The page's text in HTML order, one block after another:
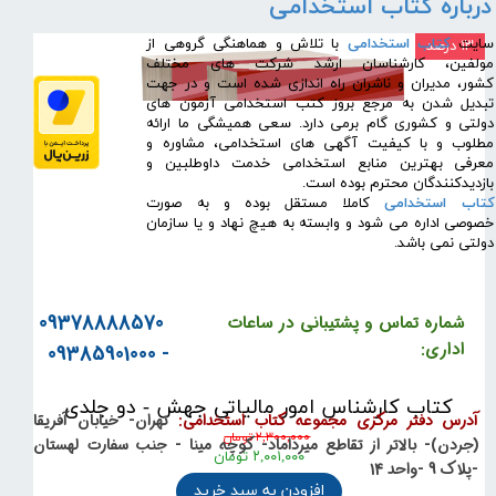
کتاب کارشناس امور مالیاتی جهش - دو جلدی
۲,۳۰۰,۰۰۰ تومان
۲,۰۰۱,۰۰۰ تومان
افزودن به سبد خرید
۱۳ درصد
درباره کتاب استخدامی
​سایتکتاب استخدامی با تلاش و هماهنگی گروهی از
مولفین، کارشناسان ارشد شرکت های مختلف
کشور، مدیران و ناشران راه اندازی شده است و در جهت
تبدیل شدن به مرجع بروز کتب استخدامی آزمون های
دولتی و کشوری گام برمی دارد. سعی همیشگی ما ارائه
مطلوب و با کیفیت آگهی های استخدامی، مشاوره و
معرفی بهترین منابع استخدامی خدمت داوطلبین و
بازدیدکنندگان محترم بوده است.
کتاب استخدامیکاملا مستقل بوده و به صورت
خصوصی اداره می شود و وابسته به هیچ نهاد و یا سازمان
دولتی نمی باشد.
شماره تماس و پشتیبانی در ساعات
اداری:
09378888570
- 09385901000
آدرس دفتر مرکزی مجموعه کتاب استخدامی:تهران- خیابان آفریقا
(جردن)- بالاتر از تقاطع میرداماد- کوچه مینا - جنب سفارت لهستان
-پلاک 9 -واحد 14